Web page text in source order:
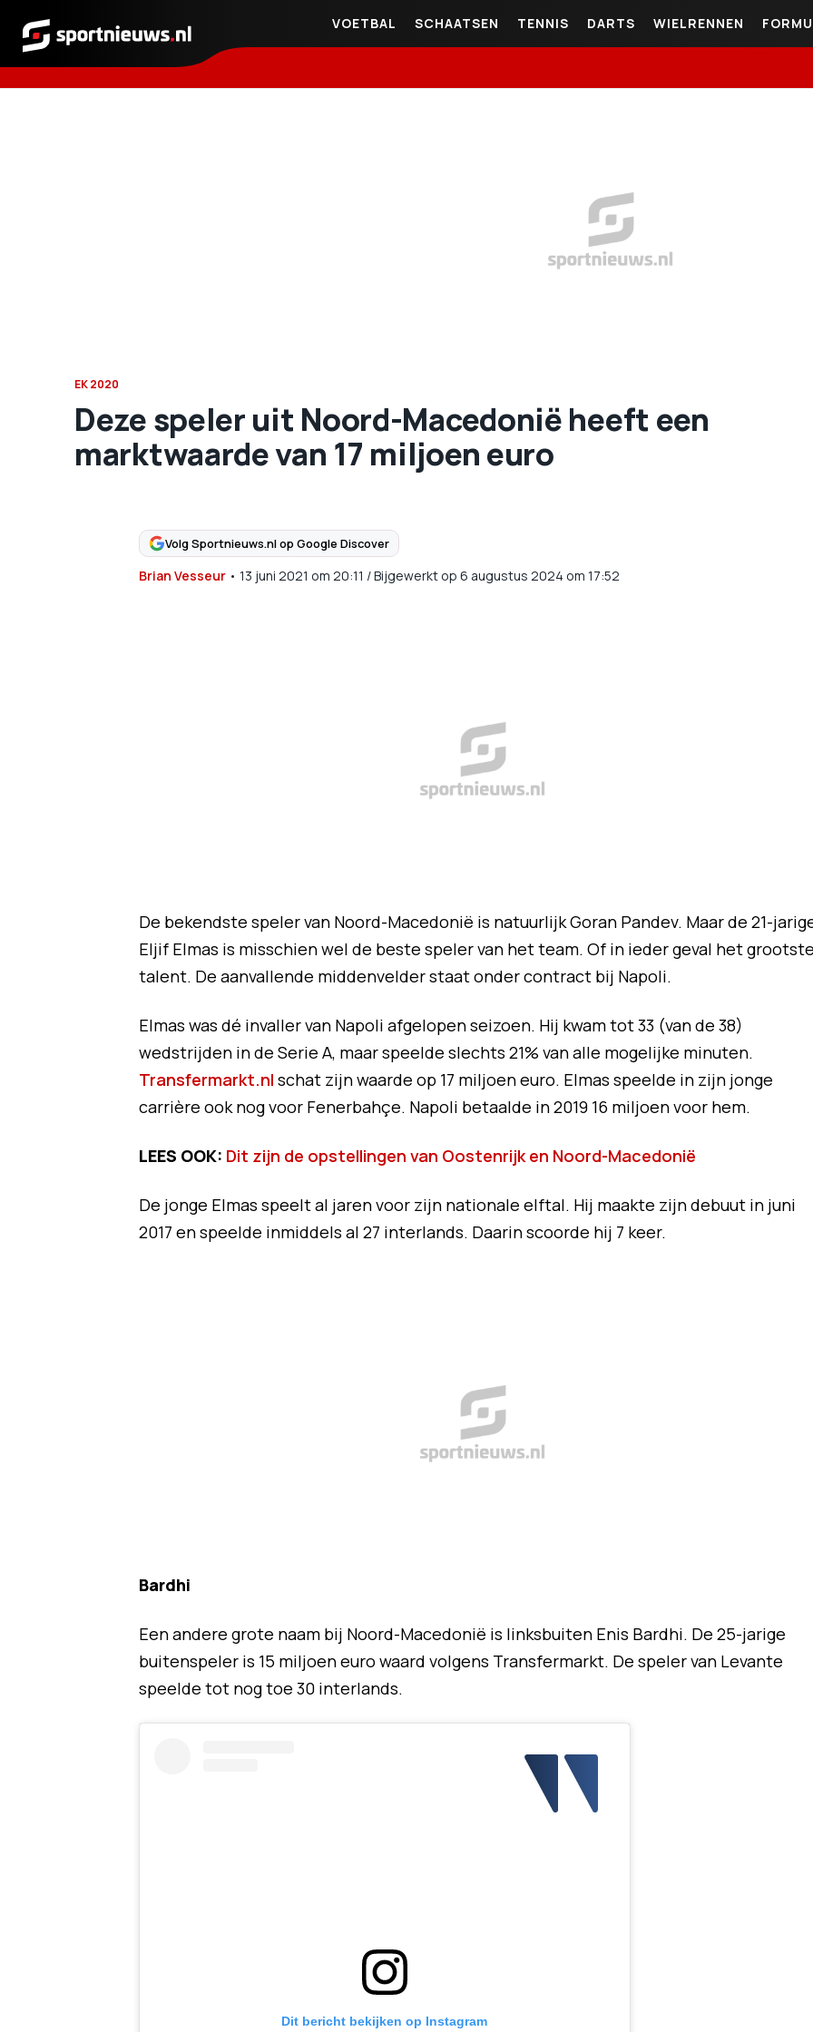
Sportnieuws.nl
VOETBAL SCHAATSEN TENNIS DARTS WIELRENNEN
EK 2020
Deze speler uit Noord-Macedonië heeft een
marktwaarde van 17 miljoen euro
Volg Sportnieuws.nl op Google Discover
Brian Vesseur• 13 juni 2021 om 20:11 /Bijgewerkt op 6 augustus 2024 om 17:52
De bekendste speler van Noord-Macedonië is natuurlijk Goran Pandev. Maar de 21-
Eljif Elmas is misschien wel de beste speler van het team. Of in ieder geval het
talent. De aanvallende middenvelder staat onder contract bij Napoli.
Elmas was dé invaller van Napoli afgelopen seizoen. Hij kwam tot 33 (van de 38)
wedstrijden in de Serie A, maar speelde slechts 21% van alle mogelijke minuten.
Transfermarkt.nl schat zijn waarde op 17 miljoen euro. Elmas speelde in zijn jonge
carrière ook nog voor Fenerbahçe. Napoli betaalde in 2019 16 miljoen voor hem.
LEES OOK: Dit zijn de opstellingen van Oostenrijk en Noord-Macedonië
De jonge Elmas speelt al jaren voor zijn nationale elftal. Hij maakte zijn debuut in juni
2017 en speelde inmiddels al 27 interlands. Daarin scoorde hij 7 keer.
Bardhi
Een andere grote naam bij Noord-Macedonië is linksbuiten Enis Bardhi. De 25-jarige
buitenspeler is 15 miljoen euro waard volgens Transfermarkt. De speler van Levante
speelde tot nog toe 30 interlands.
Dit bericht bekijken op Instagram